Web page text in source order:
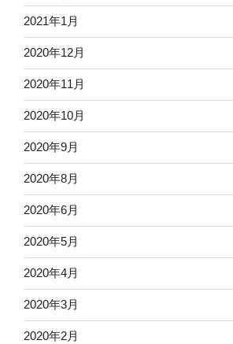
2021年1月
2020年12月
2020年11月
2020年10月
2020年9月
2020年8月
2020年6月
2020年5月
2020年4月
2020年3月
2020年2月